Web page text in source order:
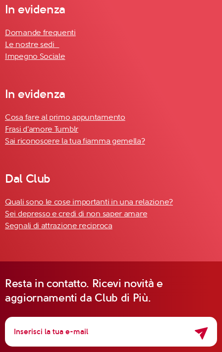
In evidenza
Domande frequenti
Le nostre sedi
Impegno Sociale
In evidenza
Cosa fare al primo appuntamento
Frasi d'amore Tumblr
Sai riconoscere la tua fiamma gemella?
Dal Club
Quali sono le cose importanti in una relazione?
Sei depresso e credi di non saper amare
Segnali di attrazione reciproca
Resta in contatto. Ricevi novità e
aggiornamenti da Club di Più.